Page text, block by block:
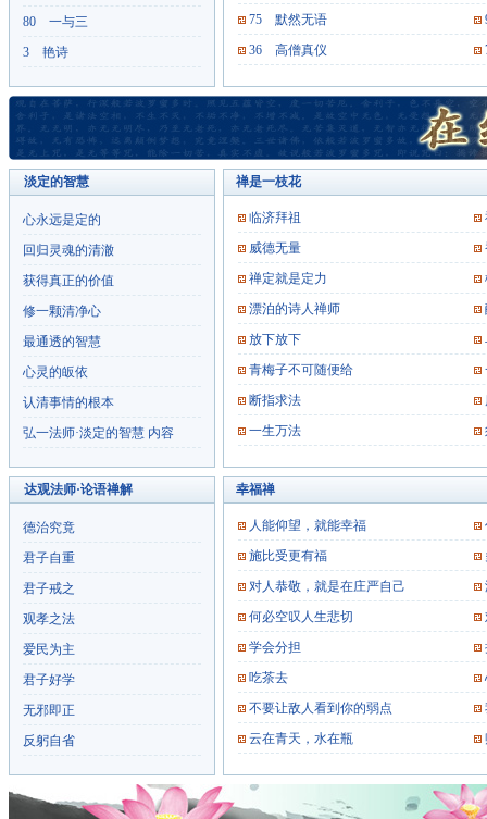
80 一与三
3 艳诗
75 默然无语
36 高僧真仪
淡定的智慧
心永远是定的
回归灵魂的清澈
获得真正的价值
修一颗清净心
最通透的智慧
心灵的皈依
认清事情的根本
弘一法师·淡定的智慧 内容
达观法师·论语禅解
德治究竟
君子自重
君子戒之
观孝之法
爱民为主
君子好学
无邪即正
反躬自省
禅是一枝花
临济拜祖
威德无量
禅定就是定力
漂泊的诗人禅师
放下放下
青梅子不可随便给
断指求法
一生万法
幸福禅
人能仰望，就能幸福
施比受更有福
对人恭敬，就是在庄严自己
何必空叹人生悲切
学会分担
吃茶去
不要让敌人看到你的弱点
云在青天，水在瓶